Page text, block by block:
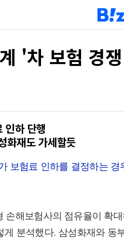
'차 보험 경
인하 단행
화재도 가세할듯
보험료 인하를 결정하는 경
손해보험사의 점유율이 확
분석했다. 삼성화재와 동